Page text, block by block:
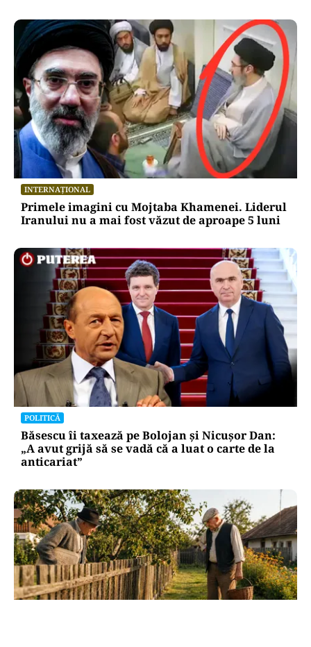
INTERNAȚIONAL
Primele imagini cu Mojtaba Khamenei. Liderul
Iranului nu a mai fost văzut de aproape 5 luni
POLITICĂ
Băsescu îi taxează pe Bolojan și Nicușor Dan:
„A avut grijă să se vadă că a luat o carte de la
anticariat”